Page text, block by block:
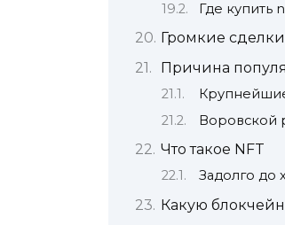
Где купить
Громкие сделки
Причина
Воровской
Что такое NFT
Задолго до
Какую